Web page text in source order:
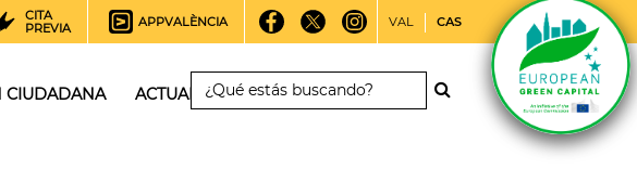
CITA
PREVIA
APPVALÈNCIA VAL CAS
CIUDADANA ACTUALIDAD